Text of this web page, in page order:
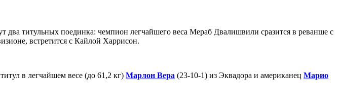
титульных поединка: чемпион легчайшего веса Мераб Двалишвили сразится в реванше с
встретится с Кайлой Харрисон.
в легчайшем весе (до 61,2 кг) Марлон Вера (23-10-1) из Эквадора и американец Марио